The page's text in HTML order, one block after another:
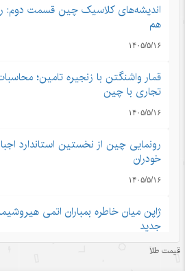
اندیشه‌های کلاسیک چین قسمت دوم:
هم
۱۴۰۵/۵/۱۶
قمار واشنگتن با زنجیره تامین؛
تجاری با چین
۱۴۰۵/۵/۱۶
رونمایی چین از نخستین استاندارد
خودران
۱۴۰۵/۵/۱۶
ژاپن میان خاطره بمباران اتمی
جدید
۱۴۰۵/۵/۱۶قیمت طلا